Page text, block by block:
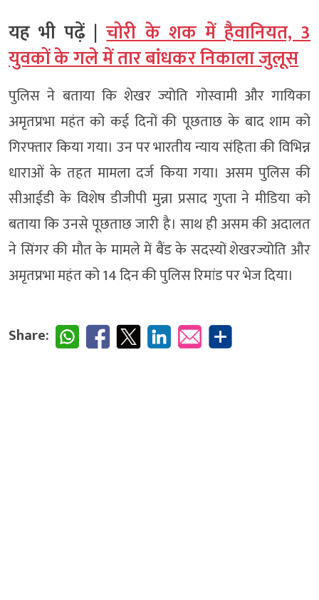
यह भी पढ़ें |चोरी के शक में हैवानियत, 3
युवकों के गले में तार बांधकर निकाला जुलूस
पुलिस ने बताया कि शेखर ज्योति गोस्वामी और गायिका
अमृतप्रभा महंत को कई दिनों की पूछताछ के बाद शाम को
गिरफ्तार किया गया। उन पर भारतीय न्याय संहिता की विभिन्न
धाराओं के तहत मामला दर्ज किया गया। असम पुलिस की
सीआईडी के विशेष डीजीपी मुन्ना प्रसाद गुप्ता ने मीडिया को
बताया कि उनसे पूछताछ जारी है। साथ ही असम की अदालत
ने सिंगर की मौत के मामले में बैंड के सदस्यों शेखरज्योति और
अमृतप्रभा महंत को 14 दिन की पुलिस रिमांड पर भेज दिया।
Share: